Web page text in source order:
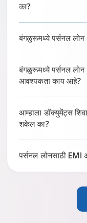
का?
बंगळुरूमध्ये पर्सनल लोन
बंगळुरूमध्ये पर्सनल लोन
आवश्यकता काय आहे?
आम्हाला डॉक्युमेंट्स
शकेल का?
पर्सनल लोनसाठी